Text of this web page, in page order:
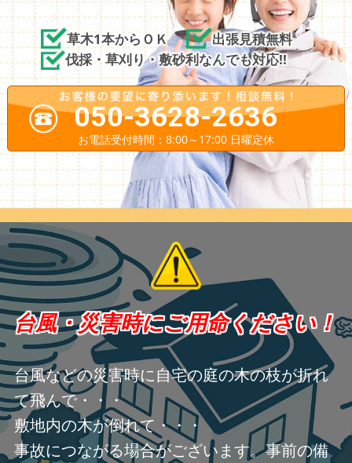
草木1本からＯＫ
出張見積無料
伐採・草刈り・敷砂利なんでも対応!!
050-3628-2636
お電話受付時間：8:00～17:00 日曜定休
台風・災害時にご用命ください！
台風などの災害時に自宅の庭の木の枝が折れ
て飛んで・・・
敷地内の木が倒れて・・・
事故につながる場合がございます。事前の備